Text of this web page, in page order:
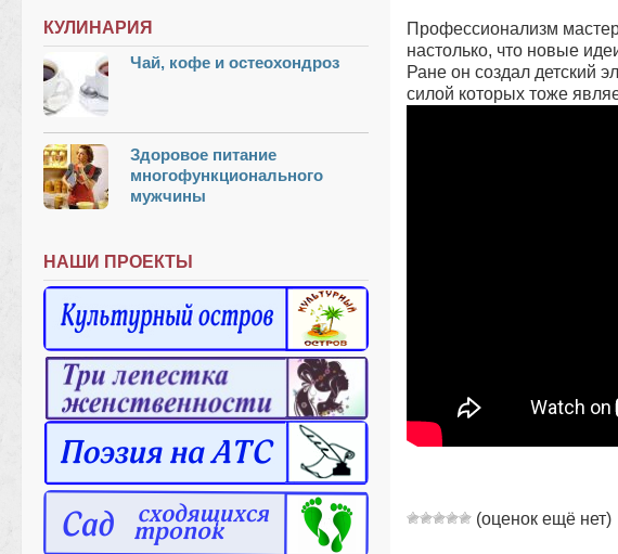
Профессионализм
настолько, что новые
Ране он создал детский
силой которых тоже
(оценок ещё нет)
КУЛИНАРИЯ
Чай, кофе и остеохондроз
Здоровое питание
многофункционального
мужчины
НАШИ ПРОЕКТЫ